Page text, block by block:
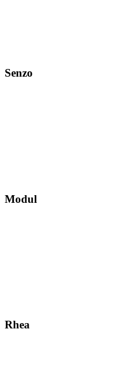
Senzo
Modul
Rhea